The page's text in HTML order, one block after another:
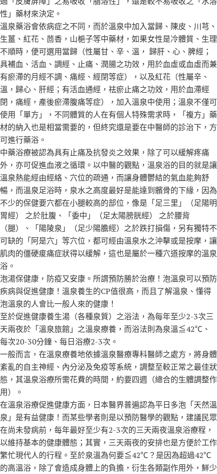
性」藥材來決定。
溫泉藥浴會依病症之不同，而於溫泉中加入當歸、陳皮、川芎、
生薑、紅花、茴香，山梔子等中藥材，如果女性是冷體質、生理
不順時，便可選用當歸（性屬甘、辛、溫， 歸肝、心、脾經；
具補血、活血、調經、止痛、潤腸之功效，用於血虛或血虛而兼
有瘀滯的月經不調、痛經、經閉等症），以及紅花（性屬辛、
溫，歸心、肝經；有活血通經，祛瘀止痛之功效，用於血滯經
閉，痛經，產後瘀滯腹痛等症），加入溫泉中使用；溫泉不僅可
使用「單方」，不同體質的人在有個人特殊需求時，「複方」藥
材的納入也是相當需要的，但終究還是要在中醫師的診治下，方
可進行藥浴。
中藥浴療被認為具有止痛及抗發炎之效果，除了可以緩解疼痛
外，亦可促進血液之循環。以中醫的觀點，溫泉浴的目的就是讓
溫泉熱能經由經絡、穴位的疏通，而讓身體鬱結的氣血能夠舒
暢，而溫泉足浴時，泉水之高度最好是能達到髕骨的下緣，因為
不少的保健要穴都在小腿較高的部位，像是「足三里」（足陽明
胃經） 之於肚腹、「委中」（足太陽膀胱經） 之於腰背
（腿）、「陽陵泉」（足少陽膽經）之於跌打損傷，另有獨特不
可缺的「阿是穴」等穴位，都可經由溫泉水之沖擊或是按摩，讓
肌肉的僵硬痠痛症狀得以緩解，這也是屬於一種穴道按摩的溫泉
浴。
泡湯保健康，防疫又安康。所謂預防勝於治療！泡溫泉可以預防
疾病與促進健康！溫泉養生的CP值很高，而且了解溫泉、懂得
泡溫泉的人會比一般人來的健康！
至於促進健康養生湯（各種泉質）之浴法，為每年至少2-3次三
天兩夜於「溫泉旅館」之溫泉療養，而浴法則為泉溫≦42℃、
每次20-30分鐘、每日浴療2-3次。
一般而言，在溫泉療養地依據溫泉醫療專科醫師之處方，將身體
紊亂的自主神經、內分泌及免疫等系統，調整至較正常之最佳狀
態，其溫泉浴療所需花費的時間，約要四週（總合的生體調整作
用）。
在溫泉浴療促進健康方面，日本醫界普遍認為平日多泡「天然溫
泉」是有益健康！而某些學者則是以預防醫學的觀點，建議民眾
在尚未發病前，每年最好至少有2-3次的三天兩夜溫泉浴療程，
以維持基本的健康體態；其實，三天兩夜的安排也是方便於工作
繁忙現代人的行程。至於泉溫為何要≦42℃？是因為超過42℃
的高溫浴，除了會造成身體上的負擔，衍生各類副作用外，鮮少